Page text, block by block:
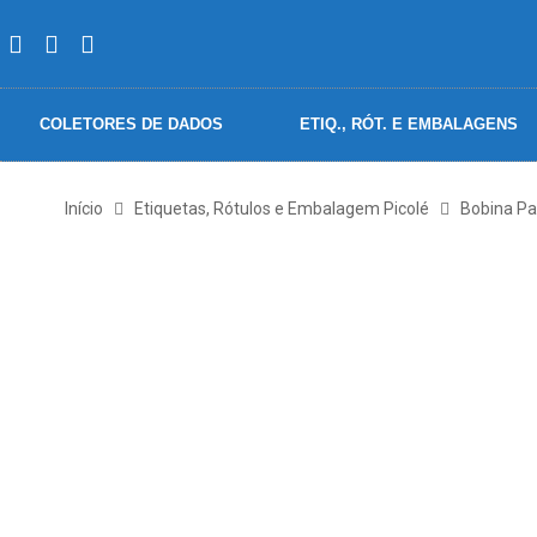
COLETORES DE DADOS ETIQ., RÓT. E EMBALAGENS
Início Etiquetas, Rótulos e Embalagem Picolé Bobina